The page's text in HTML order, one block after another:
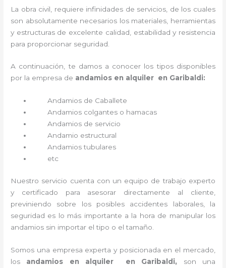
La obra civil, requiere infinidades de servicios, de los cuales
son absolutamente necesarios los materiales, herramientas
y estructuras de excelente calidad, estabilidad y resistencia
para proporcionar seguridad.
A continuación, te damos a conocer los tipos disponibles
por la empresa de andamios en alquiler en Garibaldi:
Andamios de Caballete
Andamios colgantes o hamacas
Andamios de servicio
Andamio estructural
Andamios tubulares
etc
Nuestro servicio cuenta con un equipo de trabajo experto
y certificado para asesorar directamente al cliente,
previniendo sobre los posibles accidentes laborales, la
seguridad es lo más importante a la hora de manipular los
andamios sin importar el tipo o el tamaño.
Somos una empresa experta y posicionada en el mercado,
los andamios en alquiler en Garibaldi, son una